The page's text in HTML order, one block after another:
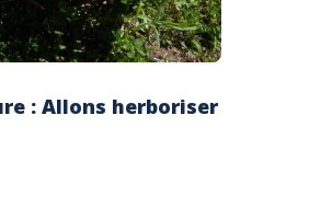
: Allons herboriser